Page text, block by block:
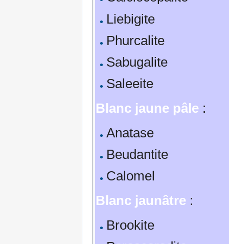
Liebigite
Phurcalite
Sabugalite
Saleeite
Blanc jaune pâle :
Anatase
Beudantite
Calomel
Blanc jaunâtre :
Brookite